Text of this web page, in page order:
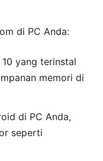
di PC Anda:
yang terinstal
memori di
di PC Anda,
seperti